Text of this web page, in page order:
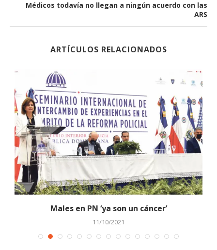
Médicos todavía no llegan a ningún acuerdo con las
ARS
ARTÍCULOS RELACIONADOS
Males en PN ‘ya son un cáncer’
11/10/2021